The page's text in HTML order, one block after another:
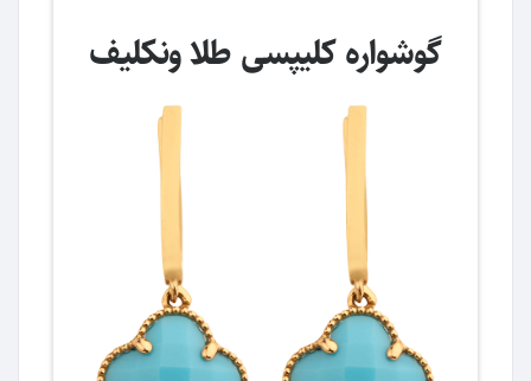
گوشواره کلیپسی طلا ونکلیف